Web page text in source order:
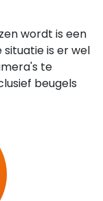
wordt is een
is er wel
te
beugels